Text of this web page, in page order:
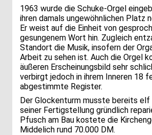
1963 wurde die Schuke-Orgel
ihren damals ungewöhnlichen Platz
Er weist auf die Einheit von
gesungenem Wort hin. Zugleich
Standort die Musik, insofern der
Arbeit zu sehen ist. Auch die Orgel
äußeren Erscheinungsbild sehr
verbirgt jedoch in ihrem Inneren 18
abgestimmte Register.
Der Glockenturm musste bereits elf
seiner Fertigstellung gründlich
Pfusch am Bau kostete die
Middelich rund 70.000 DM.